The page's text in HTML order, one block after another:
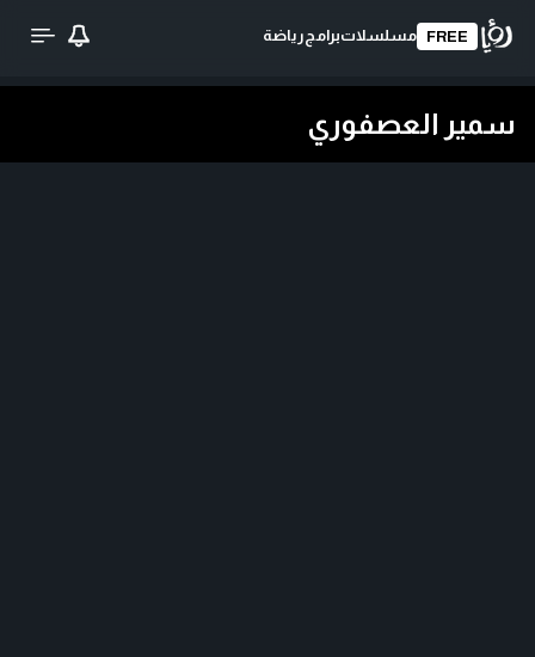
FREE مسلسلاتبرامج رياضة
سمير العصفوري